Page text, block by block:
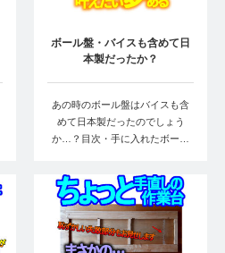
ボール盤・バイスも含めて日
本製だったか？
あの時のボール盤はバイスも含
めて日本製だったのでしょう
か…？目次・手に入れたボー…